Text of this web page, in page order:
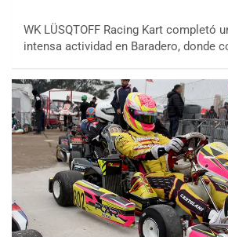
WK LÜSQTOFF Racing Kart completó
intensa actividad en Baradero, donde